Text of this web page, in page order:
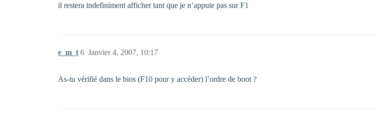
il restera indefiniment afficher tant que je n’appuie pas sur F1
e_m_t Janvier 4, 2007, 10:17
6
As-tu vérifié dans le bios (F10 pour y accéder) l’ordre de boot ?